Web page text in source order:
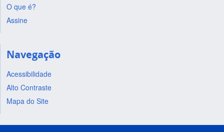
O que é?
Assine
Navegação
Acessibilidade
Alto Contraste
Mapa do Site